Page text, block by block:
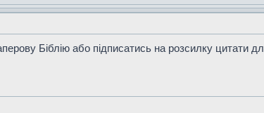
Біблію або підписатись на розсилку цитати